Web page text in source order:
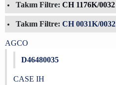
Takım Filtre: CH 1176K/0032
Takım Filtre: CH 0031K/0032
AGCO
D46480035
CASE IH